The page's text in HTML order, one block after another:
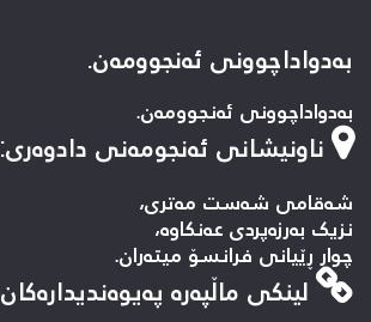
بەدواداچوونی ئەنجوومەن.
بەدواداچوونی ئەنجوومەن.
ناونیشانی ئەنجومەنی دادوەری:
شەقامی شەست مەتری،
نزیک بەرزەپردی عەنکاوە،
چوار ڕێیانی فرانسۆ میتەران.
لینكی ماڵپه‌ره‌